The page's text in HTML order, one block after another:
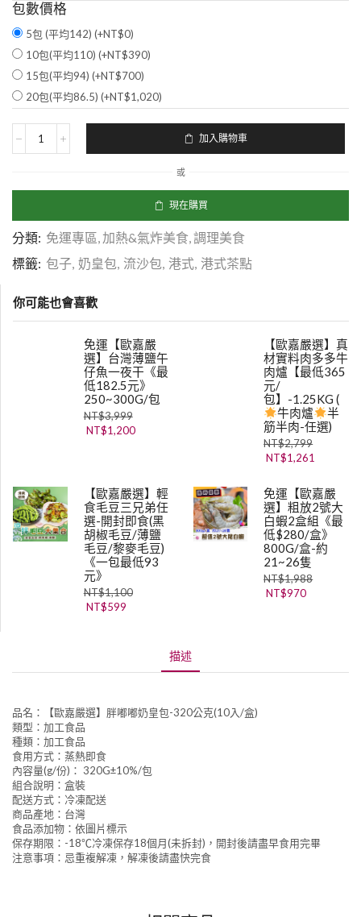
包數價格
5包 (平均142) (+NT$0)
10包(平均110) (+NT$390)
15包(平均94) (+NT$700)
20包(平均86.5) (+NT$1,020)
加入購物車
或
現在購買
分類: 免運專區, 加熱&氣炸美食,調理美食
標籤: 包子, 奶皇包, 流沙包, 港式, 港式茶點
你可能也會喜歡
免運【歐嘉嚴
選】台灣薄鹽午
仔魚一夜干《最
低182.5元》
250~300G/包
NT$3,999
NT$1,200
【歐嘉嚴選】真
材實料肉多多牛
肉爐【最低365
元/
包】-1.25KG (
牛肉爐
半
筋半肉-任選)
NT$2,799
NT$1,261
【歐嘉嚴選】輕
食毛豆三兄弟任
選-開封即食(黑
胡椒毛豆/薄鹽
毛豆/黎麥毛豆)
《一包最低93
元》
NT$1,100
NT$599
免運【歐嘉嚴
選】粗放2號大
白蝦2盒組《最
低$280/盒》
800G/盒-約
21~26隻
NT$1,988
NT$970
描述
品名：【歐嘉嚴選】胖嘟嘟奶皇包-320公克(10入/盒)
類型：加工食品
種類：加工食品
食用方式：蒸熱即食
內容量(g/份)： 320G±10%/包
組合說明：盒裝
配送方式：冷凍配送
商品產地：台灣
食品添加物：依圖片標示
保存期限：-18℃冷凍保存18個月(未拆封)，開封後請盡早食用完畢
注意事項：忌重複解凍，解凍後請盡快完食